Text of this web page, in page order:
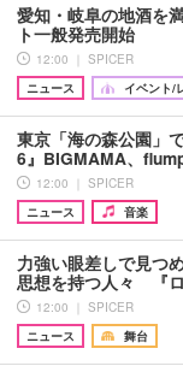
愛知・岐阜の地酒を
ト一般発売開始
12:00 ｜ SPICER
ニュース
イベント/
東京「海の森公園」
6』BIGMAMA、
12:00 ｜ SPICER
ニュース
音楽
力強い眼差しで見つ
思想を持つ人々 『
12:00 ｜ SPICER
ニュース
舞台